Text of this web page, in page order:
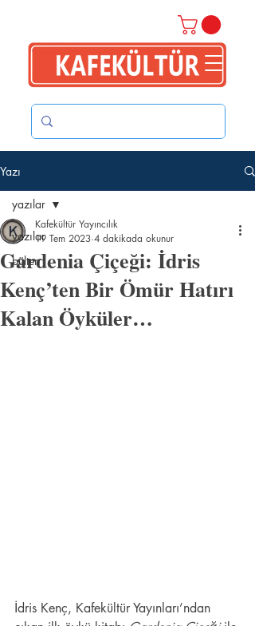
Yazı
yazılar
bülten
yazılar
Gardenia Çiçeği: İdris
Kenç’ten Bir Ömür Hatırı
Kalan Öyküler…
Kafekültür Yayıncılık
19 Tem 2023 4 dakikada okunur
İdris Kenç, Kafekültür Yayınları’ndan